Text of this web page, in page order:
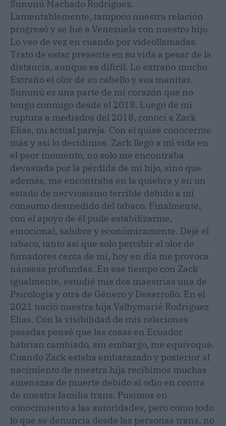
Sununú Machado Rodríguez.
Lamentablemente, tampoco nuestra relación
progresó y se fue a Venezuela con nuestro hijo.
Lo veo de vez en cuando por videollamadas.
Trato de estar presente en su vida a pesar de la
distancia, aunque es difícil. Lo extraño mucho.
Extraño el olor de su cabello y sus manitas.
Sununú es una parte de mi corazón que no
tengo conmigo desde el 2018. Luego de mi
ruptura a mediados del 2018, conocí a Zack
Elías, mi actual pareja. Con él quise conocerme
más y así lo decidimos. Zack llegó a mi vida en
el peor momento, no solo me encontraba
devastada por la pérdida de mi hijo, sino que
además, me encontraba en la quiebra y en un
estado de nerviosismo terrible debido a mi
consumo desmedido del tabaco. Finalmente,
con el apoyo de él pude estabilizarme,
emocional, salubre y económicamente. Dejé el
tabaco, tanto así que solo percibir el olor de
fumadores cerca de mí, hoy en día me provoca
náuseas profundas. En ese tiempo con Zack
igualmente, estudié mis dos maestrías una de
Psicología y otra de Género y Desarrollo. En el
2021 nació nuestra hija Valhymarié Rodríguez
Elías. Con la visibilidad de mis relaciones
pasadas pensé que las cosas en Ecuador
habrían cambiado, sin embargo, me equivoqué.
Cuando Zack estaba embarazado y posterior al
nacimiento de nuestra hija recibimos muchas
amenazas de muerte debido al odio en contra
de nuestra familia trans. Pusimos en
conocimiento a las autoridades, pero como todo
lo que se denuncia desde las personas trans, no